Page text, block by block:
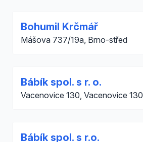
Bohumil Krčmář
Mášova 737/19a, Brno-střed
Bábík spol. s r. o.
Vacenovice 130, Vacenovice 130
Bábík spol. s r.o.